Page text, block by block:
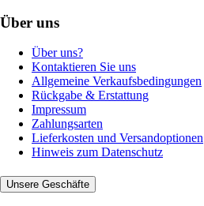
Über uns
Über uns?
Kontaktieren Sie uns
Allgemeine Verkaufsbedingungen
Rückgabe & Erstattung
Impressum
Zahlungsarten
Lieferkosten und Versandoptionen
Hinweis zum Datenschutz
Unsere Geschäfte